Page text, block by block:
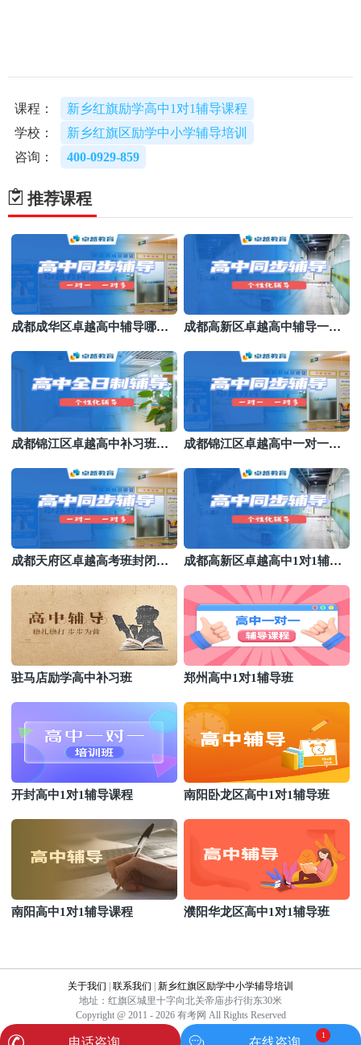
课程：
新乡红旗励学高中1对1辅导课程
学校：
新乡红旗区励学中小学辅导培训
咨询：
400-0929-859
推荐课程
成都成华区卓越高中辅导哪个
成都高新区卓越高中辅导一对
成都锦江区卓越高中补习班暑
成都锦江区卓越高中一对一收
成都天府区卓越高考班封闭式
成都高新区卓越高中1对1辅导
驻马店励学高中补习班 郑州高中1对1辅导班
开封高中1对1辅导课程 南阳卧龙区高中1对1辅导班
南阳高中1对1辅导课程 濮阳华龙区高中1对1辅导班
关于我们 联系我们
新乡红旗区励学中小学辅导培训
地址：红旗区城里十字向北关帝庙步行街东30米
Copyright @ 2011 - 2026 有考网 All Rights Reserved
电话咨询 在线咨询
1